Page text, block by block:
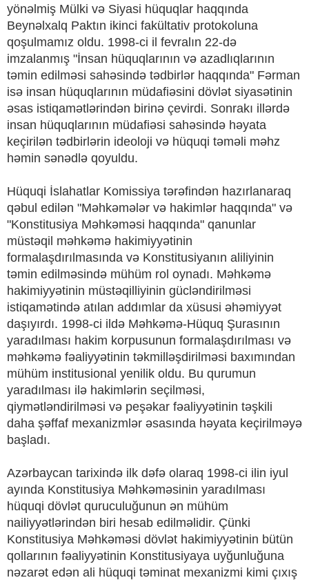
yönəlmiş Mülki və Siyasi hüquqlar haqqında
Beynəlxalq Paktın ikinci fakültativ protokoluna
qoşulmamız oldu. 1998-ci il fevralın 22-də
imzalanmış "İnsan hüquqlarının və azadlıqlarının
təmin edilməsi sahəsində tədbirlər haqqında" Fərman
isə insan hüquqlarının müdafiəsini dövlət siyasətinin
əsas istiqamətlərindən birinə çevirdi. Sonrakı illərdə
insan hüquqlarının müdafiəsi sahəsində həyata
keçirilən tədbirlərin ideoloji və hüquqi təməli məhz
həmin sənədlə qoyuldu.
Hüquqi İslahatlar Komissiya tərəfindən hazırlanaraq
qəbul edilən "Məhkəmələr və hakimlər haqqında" və
"Konstitusiya Məhkəməsi haqqında" qanunlar
müstəqil məhkəmə hakimiyyətinin
formalaşdırılmasında və Konstitusiyanın aliliyinin
təmin edilməsində mühüm rol oynadı. Məhkəmə
hakimiyyətinin müstəqilliyinin gücləndirilməsi
istiqamətində atılan addımlar da xüsusi əhəmiyyət
daşıyırdı. 1998-ci ildə Məhkəmə-Hüquq Şurasının
yaradılması hakim korpusunun formalaşdırılması və
məhkəmə fəaliyyətinin təkmilləşdirilməsi baxımından
mühüm institusional yenilik oldu. Bu qurumun
yaradılması ilə hakimlərin seçilməsi,
qiymətləndirilməsi və peşəkar fəaliyyətinin təşkili
daha şəffaf mexanizmlər əsasında həyata keçirilməyə
başladı.
Azərbaycan tarixində ilk dəfə olaraq 1998-ci ilin iyul
ayında Konstitusiya Məhkəməsinin yaradılması
hüquqi dövlət quruculuğunun ən mühüm
nailiyyətlərindən biri hesab edilməlidir. Çünki
Konstitusiya Məhkəməsi dövlət hakimiyyətinin bütün
qollarının fəaliyyətinin Konstitusiyaya uyğunluğuna
nəzarət edən ali hüquqi təminat mexanizmi kimi çıxış